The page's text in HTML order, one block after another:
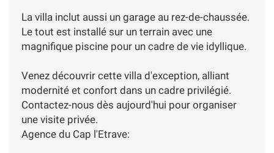
La villa inclut aussi un garage au rez-de-chaussée.
Le tout est installé sur un terrain avec une
magnifique piscine pour un cadre de vie idyllique.
Venez découvrir cette villa d'exception, alliant
modernité et confort dans un cadre privilégié.
Contactez-nous dès aujourd'hui pour organiser
une visite privée.
Agence du Cap l'Etrave: